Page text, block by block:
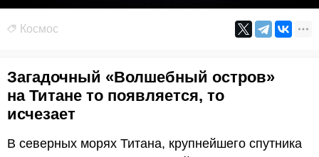
Космос
Загадочный «Волшебный остров»
на Титане то появляется, то
исчезает
В северных морях Титана, крупнейшего спутника